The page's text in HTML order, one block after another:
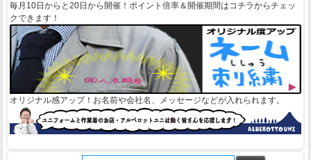
毎月10日からと20日から開催！ポイント倍率＆開催期間はコチラからチェッ
クできます！
オリジナル感アップ！お名前や会社名、メッセージなどが入れられます。